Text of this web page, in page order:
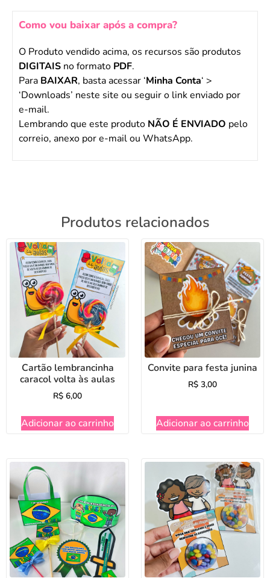
Como vou baixar após a compra?
O Produto vendido acima, os recursos são produtos
DIGITAIS no formato PDF.
Para BAIXAR, basta acessar ‘Minha Conta‘ >
‘Downloads’ neste site ou seguir o link enviado por
e-mail.
Lembrando que este produto NÃO É ENVIADO pelo
correio, anexo por e-mail ou WhatsApp.
Produtos relacionados
Cartão lembrancinha
caracol volta às aulas
R$ 6,00
Adicionar ao carrinho
Convite para festa junina
R$ 3,00
Adicionar ao carrinho